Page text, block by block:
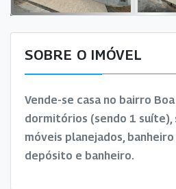
SOBRE O IMÓVEL
Vende-se casa no bairro
dormitórios (sendo 1 suíte),
móveis planejados,
depósito e banheiro.